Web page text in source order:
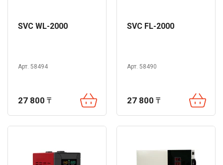
SVC WL-2000
Арт. 58494
27 800 ₸
SVC FL-2000
Арт. 58490
27 800 ₸